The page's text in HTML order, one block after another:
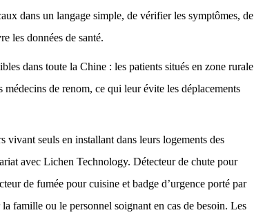
dans un langage simple, de vérifier les symptômes, de
les données de santé.
dans toute la Chine : les patients situés en zone rurale
de renom, ce qui leur évite les déplacements
vivant seuls en installant dans leurs logements des
avec Lichen Technology. Détecteur de chute pour
de fumée pour cuisine et badge d’urgence porté par
famille ou le personnel soignant en cas de besoin. Les